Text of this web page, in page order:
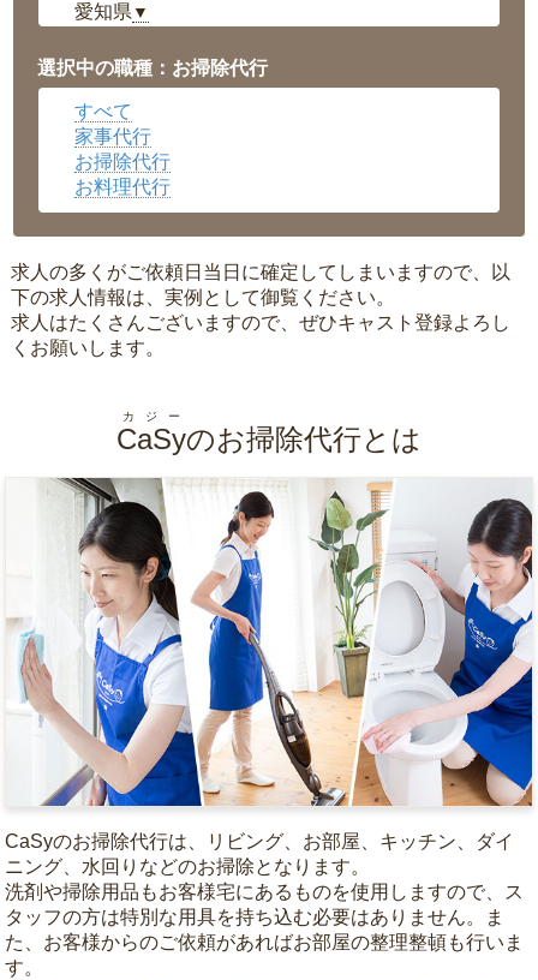
愛知県 ▼
岡山県▼
広島県▼
沖縄県
選択中の職種：お掃除代行
すべて
家事代行
お掃除代行
お料理代行
求人の多くがご依頼日当日に確定してしまいますので、以
下の求人情報は、実例として御覧ください。
求人はたくさんございますので、ぜひキャスト登録よろし
くお願いします。
CaSy
カジー
のお掃除代行とは
CaSyのお掃除代行は、リビング、お部屋、キッチン、ダイ
ニング、水回りなどのお掃除となります。
洗剤や掃除用品もお客様宅にあるものを使用しますので、ス
タッフの方は特別な用具を持ち込む必要はありません。ま
た、お客様からのご依頼があればお部屋の整理整頓も行いま
す。